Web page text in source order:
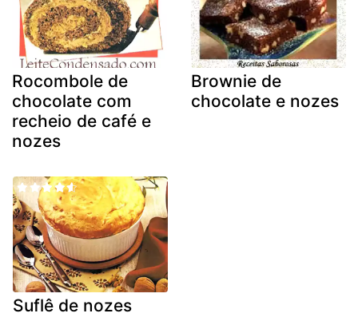
Rocombole de
chocolate com
recheio de café e
nozes
Brownie de
chocolate e nozes
Suflê de nozes